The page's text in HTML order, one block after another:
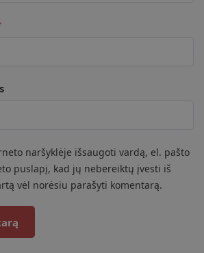
naršyklėje išsaugoti vardą, el. pašto
puslapį, kad jų nebereiktų įvesti iš
vėl norėsiu parašyti komentarą.